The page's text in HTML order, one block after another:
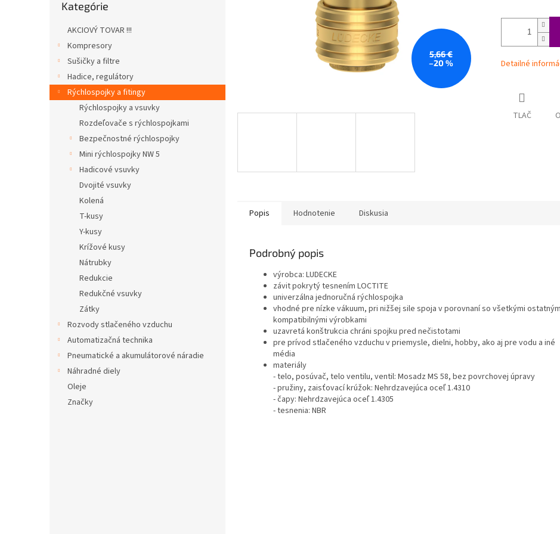
kategórie
Kategórie
AKCIOVÝ TOVAR !!!
Kompresory
Sušičky a filtre
Hadice, regulátory
Rýchlospojky a fitingy
Rýchlospojky a vsuvky
Rozdeľovače s rýchlospojkami
Bezpečnostné rýchlospojky
Mini rýchlospojky NW 5
Hadicové vsuvky
Dvojité vsuvky
Kolená
T-kusy
Y-kusy
Krížové kusy
Nátrubky
Redukcie
Redukčné vsuvky
Zátky
Rozvody stlačeného vzduchu
Automatizačná technika
Pneumatické a akumulátorové náradie
Náhradné diely
Oleje
Značky
5,66 €
–20 %
Detailné
TLAČ
Popis Hodnotenie Diskusia
Podrobný popis
výrobca: LUDECKE
závit pokrytý tesnením LOCTITE
univerzálna jednoručná rýchlospojka
vhodné pre nízke vákuum, pri nižšej sile spoja v porovnaní so všetkými
kompatibilnými výrobkami
uzavretá konštrukcia chráni spojku pred nečistotami
pre prívod stlačeného vzduchu v priemysle, dielni, hobby, ako aj pre vodu a iné
média
materiály
- telo, posúvač, telo ventilu, ventil: Mosadz MS 58, bez povrchovej úpravy
- pružiny, zaisťovací krúžok: Nehrdzavejúca oceľ 1.4310
- čapy: Nehrdzavejúca oceľ 1.4305
- tesnenia: NBR